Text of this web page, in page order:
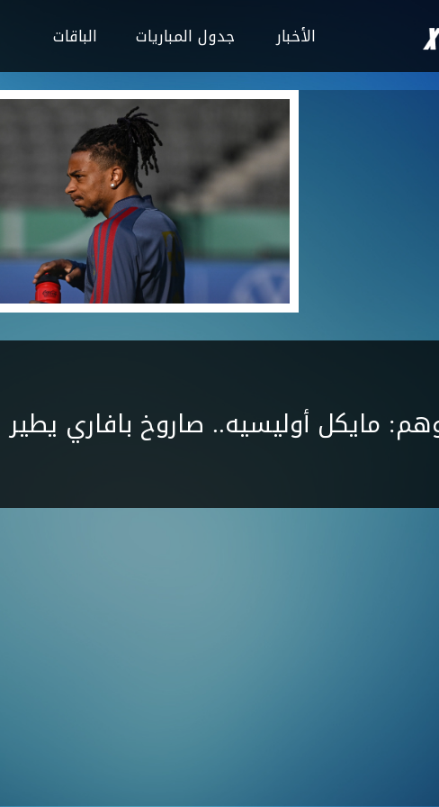
جدول المباريات الباقات SERVERS
مايكل أوليسيه.. صاروخ بافاري